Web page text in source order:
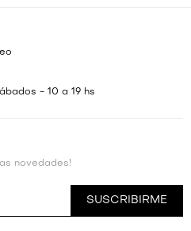
novedades!
SUSCRIBIRME
- 10 a 19 hs